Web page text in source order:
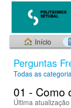
Início
Perguntas
Todas as
01 - Como
Última